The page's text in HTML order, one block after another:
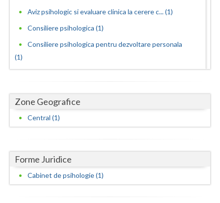
Giurgiu
Gorj
Harghita
Ialomita
Iasi
Maramures
Aviz psihologic si evaluare clinica la cerere c... (1)
Consiliere psihologica (1)
Consiliere psihologica pentru dezvoltare personala
(1)
Evaluare psihologica pentru adoptie (1)
Evaluare psihologica periodica pentru beneficia... (1)
Examinari psihologice in vederea evaluarii depr... (1)
Examinari psihologice in vederea evaluarii star... (1)
Examinari psihologice in vederea obtinerii cert... (1)
Zone Geografice
Central (1)
Forme Juridice
Cabinet de psihologie (1)